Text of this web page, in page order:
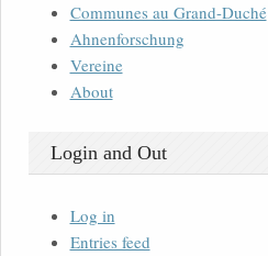
Communes au Grand-Duché
Ahnenforschung
Vereine
About
Login and Out
Log in
Entries feed